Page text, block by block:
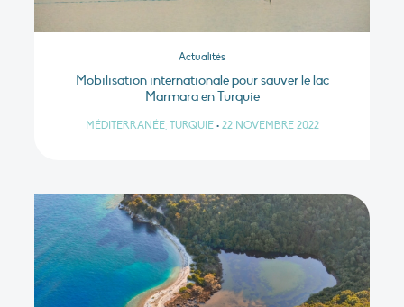
Actualités
Mobilisation internationale pour sauver le lac
Marmara en Turquie
MÉDITERRANÉE, TURQUIE • 22 NOVEMBRE 2022